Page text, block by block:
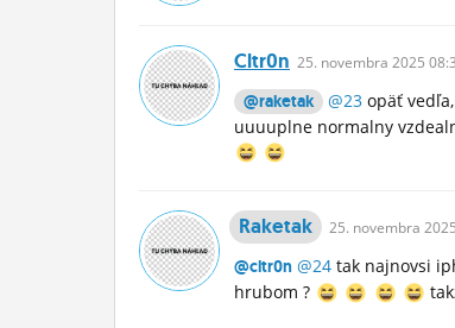
Cltr0n 25. novembra 2025
@raketak @23 opäť
uuuuplne normalny
Raketak 25. novembra
@cltr0n @24 tak najnovsi
hrubom ?